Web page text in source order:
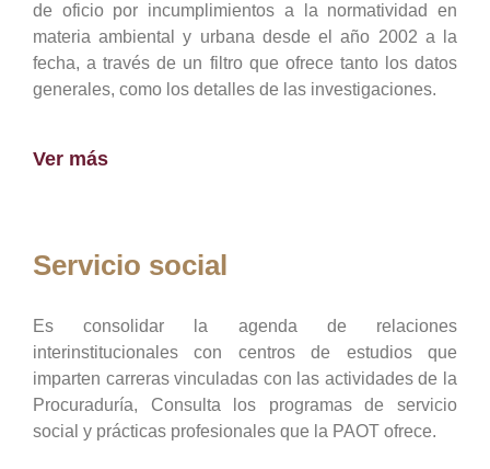
de oficio por incumplimientos a la normatividad en
materia ambiental y urbana desde el año 2002 a la
fecha, a través de un filtro que ofrece tanto los datos
generales, como los detalles de las investigaciones.
Ver más
Servicio social
Es consolidar la agenda de relaciones
interinstitucionales con centros de estudios que
imparten carreras vinculadas con las actividades de la
Procuraduría, Consulta los programas de servicio
social y prácticas profesionales que la PAOT ofrece.